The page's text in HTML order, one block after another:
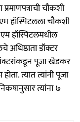
प्रमाणपत्राची चौकशी
हॉस्पिटलला चौकशी
हॉस्पिटलमधील
अधिष्ठाता डॉक्टर
पूजा खेडकर
त्यात त्यांनी पूजा
त्यांना ७